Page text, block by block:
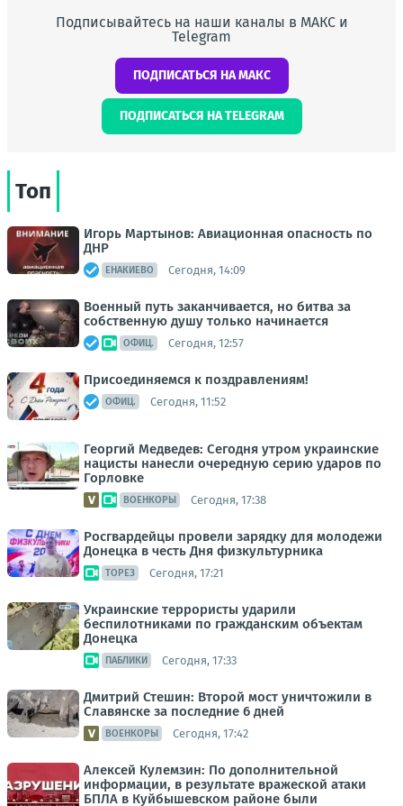
Подписывайтесь на наши каналы в МАКС и
Telegram
ПОДПИСАТЬСЯ НА МАКС
ПОДПИСАТЬСЯ НА TELEGRAM
Топ
Игорь Мартынов: Авиационная опасность по
ДНР
ЕНАКИЕВО Сегодня, 14:09
Военный путь заканчивается, но битва за
собственную душу только начинается
ОФИЦ. Сегодня, 12:57
Присоединяемся к поздравлениям!
ОФИЦ. Сегодня, 11:52
Георгий Медведев: Сегодня утром украинские
нацисты нанесли очередную серию ударов по
Горловке
ВОЕНКОРЫ Сегодня, 17:38
Росгвардейцы провели зарядку для молодежи
Донецка в честь Дня физкультурника
ТОРЕЗ Сегодня, 17:21
Украинские террористы ударили
беспилотниками по гражданским объектам
Донецка
ПАБЛИКИ Сегодня, 17:33
Дмитрий Стешин: Второй мост уничтожили в
Славянске за последние 6 дней
ВОЕНКОРЫ Сегодня, 17:42
Алексей Кулемзин: По дополнительной
информации, в результате вражеской атаки
БПЛА в Куйбышевском районе были